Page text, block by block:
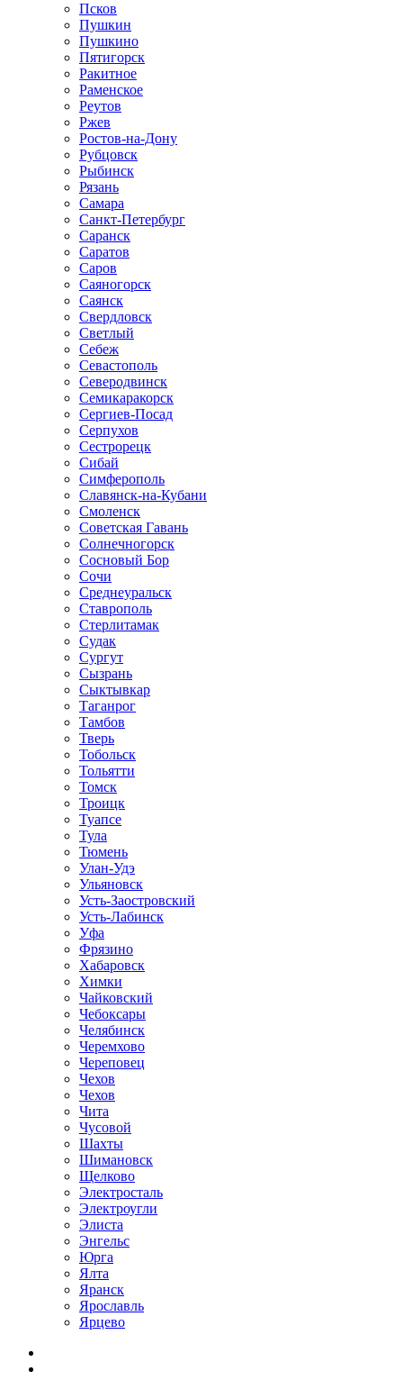
Псков
Пушкин
Пушкино
Пятигорск
Ракитное
Раменское
Реутов
Ржев
Ростов-на-Дону
Рубцовск
Рыбинск
Рязань
Самара
Санкт-Петербург
Саранск
Саратов
Саров
Саяногорск
Саянск
Свердловск
Светлый
Себеж
Севастополь
Северодвинск
Семикаракорск
Сергиев-Посад
Серпухов
Сестрорецк
Сибай
Симферополь
Славянск-на-Кубани
Смоленск
Советская Гавань
Солнечногорск
Сосновый Бор
Сочи
Среднеуральск
Ставрополь
Стерлитамак
Судак
Сургут
Сызрань
Сыктывкар
Таганрог
Тамбов
Тверь
Тобольск
Тольятти
Томск
Троицк
Туапсе
Тула
Тюмень
Улан-Удэ
Ульяновск
Усть-Заостровский
Усть-Лабинск
Уфа
Фрязино
Хабаровск
Химки
Чайковский
Чебоксары
Челябинск
Черемхово
Череповец
Чехов
Чехов
Чита
Чусовой
Шахты
Шимановск
Щелково
Электросталь
Электроугли
Элиста
Энгельс
Юрга
Ялта
Яранск
Ярославль
Ярцево